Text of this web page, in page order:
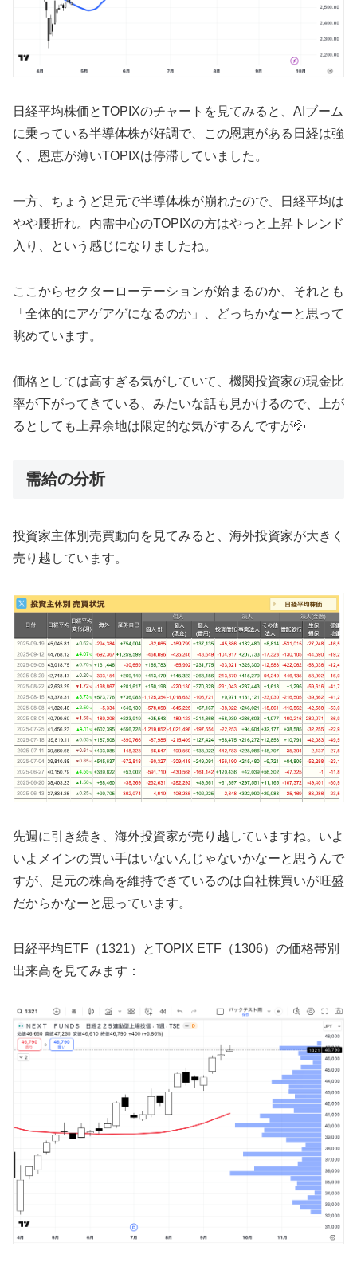
日経平均株価とTOPIXのチャートを見てみると、AIブーム
に乗っている半導体株が好調で、この恩恵がある日経は強
く、恩恵が薄いTOPIXは停滞していました。
一方、ちょうど足元で半導体株が崩れたので、日経平均は
やや腰折れ。内需中心のTOPIXの方はやっと上昇トレンド
入り、という感じになりましたね。
ここからセクターローテーションが始まるのか、それとも
「全体的にアゲアゲになるのか」、どっちかなーと思って
眺めています。
価格としては高すぎる気がしていて、機関投資家の現金比
率が下がってきている、みたいな話も見かけるので、上が
るとしても上昇余地は限定的な気がするんですが💦
需給の分析
投資家主体別売買動向を見てみると、海外投資家が大きく
売り越しています。
先週に引き続き、海外投資家が売り越していますね。いよ
いよメインの買い手はいないんじゃないかなーと思うんで
すが、足元の株高を維持できているのは自社株買いが旺盛
だからかなーと思っています。
日経平均ETF（1321）とTOPIX ETF（1306）の価格帯別
出来高を見てみます：